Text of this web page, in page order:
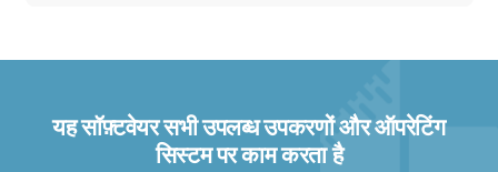
यह सॉफ़्टवेयर सभी उपलब्ध उपकरणों और ऑपरेटिंग
सिस्टम पर काम करता है